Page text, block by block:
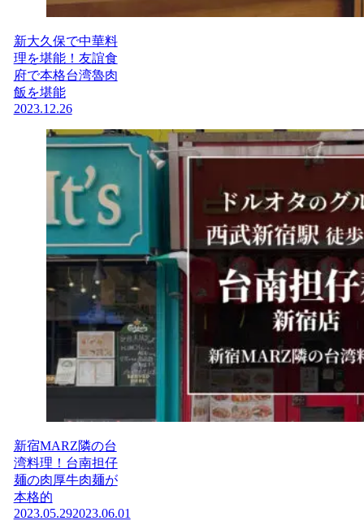
新大久保で中華料
理を堪能！友誼食
府で本格台湾魯肉
飯を堪能
2023.12.26
新宿MARZ隣の台
湾料理！台南担仔
麺の肉厚牛肉麺が
本格的
2023.05.292023.06.01